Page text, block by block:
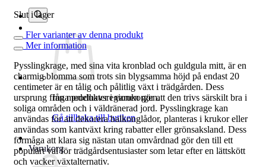
Inga produkter i varukorgen.
Gå tillbaka till butiken
Varukorg
Slut i lager
Fler varianter av denna produkt
Mer information
Pysslingkrage, med sina vita kronblad och guldgula mitt, är en
charmig blomma som trots sin blygsamma höjd på endast 20
centimeter är en tålig och pålitlig växt i trädgården. Dess
ursprung från medelhavsregionen gör att den trivs särskilt bra i
soliga områden och i väldränerad jord. Pysslingkrage kan
användas för att dekorera balkonglådor, planteras i krukor eller
användas som kantväxt kring rabatter eller grönsaksland. Dess
förmåga att klara sig nästan utan omvårdnad gör den till ett
populärt val för trädgårdsentusiaster som letar efter en lättskött
och vacker växtalternativ.